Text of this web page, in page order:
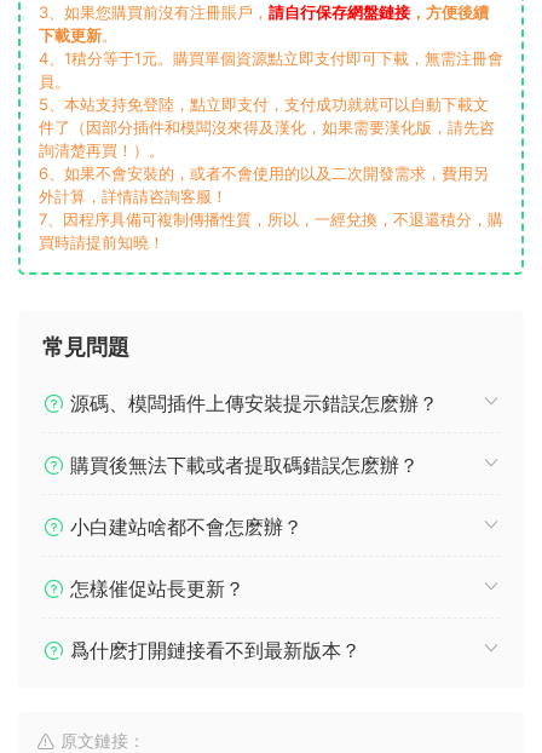
3、如果您購買前沒有注冊賬戶， 請自行保存網盤鏈接 ，方便後續
下載更新。
4、1積分等于1元。購買單個資源點立即支付即可下載，無需注冊會
員。
5、本站支持免登陸，點立即支付，支付成功就就可以自動下載文
件了（因部分插件和模闆沒來得及漢化，如果需要漢化版，請先咨
詢清楚再買！）。
6、如果不會安裝的，或者不會使用的以及二次開發需求，費用另
外計算，詳情請咨詢客服！
7、因程序具備可複制傳播性質，所以，一經兌換，不退還積分，購
買時請提前知曉！
常見問題
源碼、模闆插件上傳安裝提示錯誤怎麽辦？
購買後無法下載或者提取碼錯誤怎麽辦？
小白建站啥都不會怎麽辦？
怎樣催促站長更新？
爲什麽打開鏈接看不到最新版本？
原文鏈接：